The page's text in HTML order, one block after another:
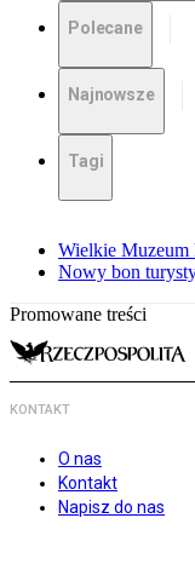
Polecane
Najnowsze
Tagi
Wielkie Muzeum
Nowy bon
Promowane treści
KONTAKT
O nas
Kontakt
Napisz do nas